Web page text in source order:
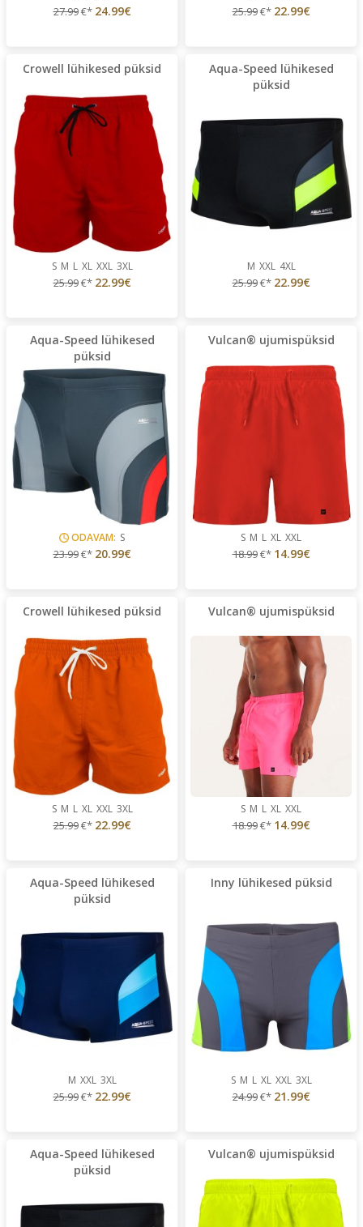
27.99€* 24.99€ 25.99€* 22.99€
Crowell lühikesed püksid
S M L XL XXL 3XL
25.99€* 22.99€
Aqua-Speed lühikesed
püksid
M XXL 4XL
25.99€* 22.99€
Aqua-Speed lühikesed
püksid
ODAVAM: S
23.99€* 20.99€
Vulcan® ujumispüksid
S M L XL XXL
18.99€* 14.99€
Crowell lühikesed püksid
S M L XL XXL 3XL
25.99€* 22.99€
Vulcan® ujumispüksid
S M L XL XXL
18.99€* 14.99€
Aqua-Speed lühikesed
püksid
M XXL 3XL
25.99€* 22.99€
Inny lühikesed püksid
S M L XL XXL 3XL
24.99€* 21.99€
Aqua-Speed lühikesed
püksid
Vulcan® ujumispüksid